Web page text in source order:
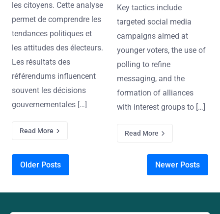
les citoyens. Cette analyse
permet de comprendre les
tendances politiques et
les attitudes des électeurs.
Les résultats des
référendums influencent
souvent les décisions
gouvernementales […]
Read More
Key tactics include
targeted social media
campaigns aimed at
younger voters, the use of
polling to refine
messaging, and the
formation of alliances
with interest groups to […]
Read More
Posts navigation
Older Posts Newer Posts